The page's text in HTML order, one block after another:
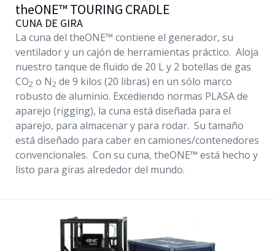
theONE™TOURING CRADLE
CUNA DE GIRA
La cuna del theONE™ contiene el generador, su
ventilador y un cajón de herramientas práctico. Aloja
nuestro tanque de fluido de 20 L y 2 botellas de gas
CO2 o N2 de 9 kilos (20 libras) en un sólo marco
robusto de aluminio. Excediendo normas PLASA de
aparejo (rigging), la cuna está diseñada para el
aparejo, para almacenar y para rodar. Su tamaño
está diseñado para caber en camiones/contenedores
convencionales. Con su cuna, theONE™ está hecho y
listo para giras alrededor del mundo.